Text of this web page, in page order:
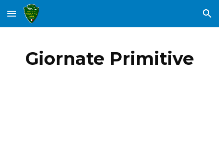
Skip to main content Skip to navigation
Giornate Primitive